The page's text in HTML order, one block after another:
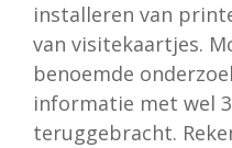
installeren van
van visitekaartjes.
benoemde
informatie met wel
teruggebracht.